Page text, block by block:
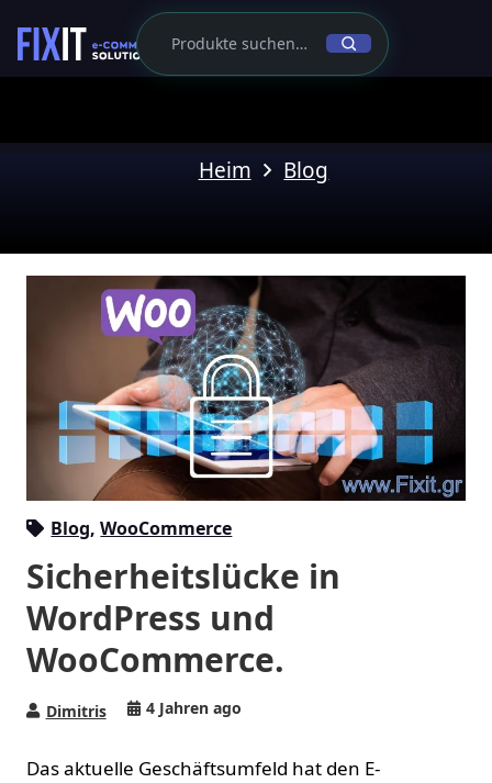
Heim Blog
Blog,WooCommerce
Sicherheitslücke in
WordPress und
WooCommerce.
Dimitris 4 Jahren ago
Das aktuelle Geschäftsumfeld hat den E-